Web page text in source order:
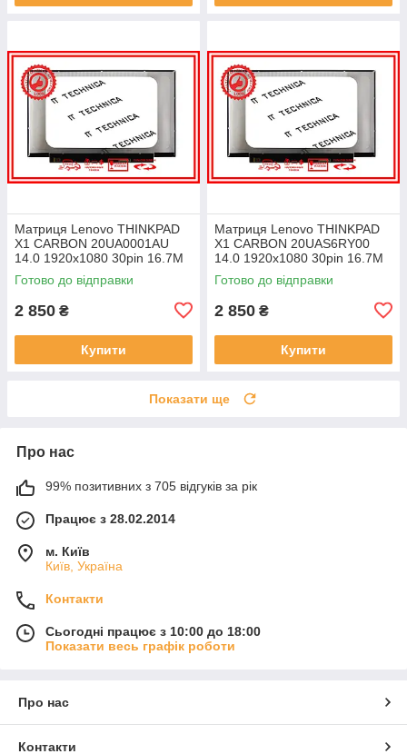
Матриця Lenovo THINKPAD
X1 CARBON 20UA0001AU
14.0 1920x1080 30pin 16.7M
45% NTSC 300 cd/m² для
ноутбука
Готово до відправки
2 850 ₴
Купити
Матриця Lenovo THINKPAD
X1 CARBON 20UAS6RY00
14.0 1920x1080 30pin 16.7M
45% NTSC 300 cd/m² для
ноутбука
Готово до відправки
2 850 ₴
Купити
Показати ще
Про нас
99% позитивних з 705 відгуків за рік
Працює з 28.02.2014
м. Київ
Київ, Україна
Контакти
Сьогодні працює з 10:00 до 18:00
Показати весь графік роботи
Про нас
Контакти